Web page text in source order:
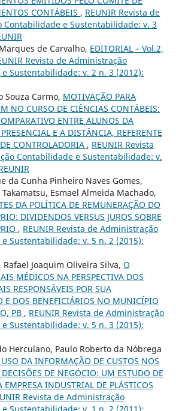
CONTÁBEIS , REUNIR Revista de
Contabilidade e Sustentabilidade: v. 3
de Carvalho, EDITORIAL – Vol.2,
Revista de Administração
Sustentabilidade: v. 2 n. 3 (2012):
Souza Carmo, MOTIVAÇÃO PARA
NO CURSO DE CIÊNCIAS CONTÁBEIS:
ENTRE ALUNOS DA
E A DISTÂNCIA, REFERENTE
CONTROLADORIA , REUNIR Revista
Contabilidade e Sustentabilidade: v.
da Cunha Pinheiro Naves Gomes,
Esmael Almeida Machado,
DA POLÍTICA DE REMUNERAÇÃO DO
DIVIDENDOS VERSUS JUROS SOBRE
, REUNIR Revista de Administração
Sustentabilidade: v. 5 n. 2 (2015):
Rafael Joaquim Oliveira Silva, O
MÉDICOS NA PERSPECTIVA DOS
RESPONSÁVEIS POR SUA
E DOS BENEFICIÁRIOS NO MUNICÍPIO
PB , REUNIR Revista de Administração
Sustentabilidade: v. 5 n. 3 (2015):
Herculano, Paulo Roberto da Nóbrega
DA INFORMAÇÃO DE CUSTOS NOS
DE NEGÓCIO: UM ESTUDO DE
INDUSTRIAL DE PLÁSTICOS
Revista de Administração